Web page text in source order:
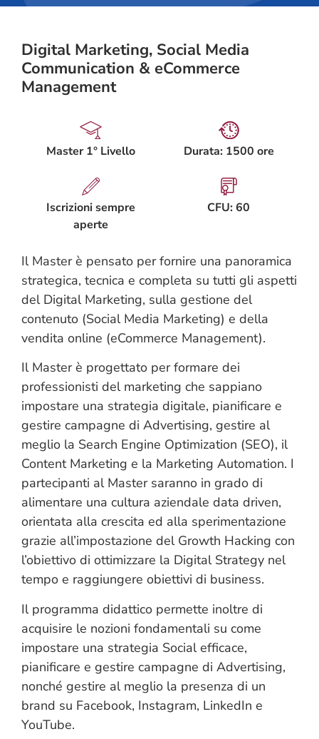
Digital Marketing, Social Media
Communication & eCommerce
Management
Master 1° Livello
Iscrizioni sempre
aperte
Durata: 1500 ore
CFU: 60
Il Master è pensato per fornire una panoramica
strategica, tecnica e completa su tutti gli aspetti
del Digital Marketing, sulla gestione del
contenuto (Social Media Marketing) e della
vendita online (eCommerce Management).
Il Master è progettato per formare dei
professionisti del marketing che sappiano
impostare una strategia digitale, pianificare e
gestire campagne di Advertising, gestire al
meglio la Search Engine Optimization (SEO), il
Content Marketing e la Marketing Automation. I
partecipanti al Master saranno in grado di
alimentare una cultura aziendale data driven,
orientata alla crescita ed alla sperimentazione
grazie all’impostazione del Growth Hacking con
l’obiettivo di ottimizzare la Digital Strategy nel
tempo e raggiungere obiettivi di business.
Il programma didattico permette inoltre di
acquisire le nozioni fondamentali su come
impostare una strategia Social efficace,
pianificare e gestire campagne di Advertising,
nonché gestire al meglio la presenza di un
brand su Facebook, Instagram, LinkedIn e
YouTube.